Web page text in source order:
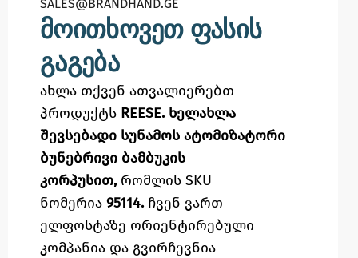
SALES@BRANDHAND.GE​
მოითხოვეთ ფასის
გაგება
ახლა თქვენ ათვალიერებთ
პროდუქტს REESE. ხელახლა
შევსებადი სუნამოს ატომიზატორი
ბუნებრივი ბამბუკის
კორპუსით, რომლის SKU
ნომერია 95114. ჩვენ ვართ
ელფოსტაზე ორიენტირებული
კომპანია და გვირჩევნია